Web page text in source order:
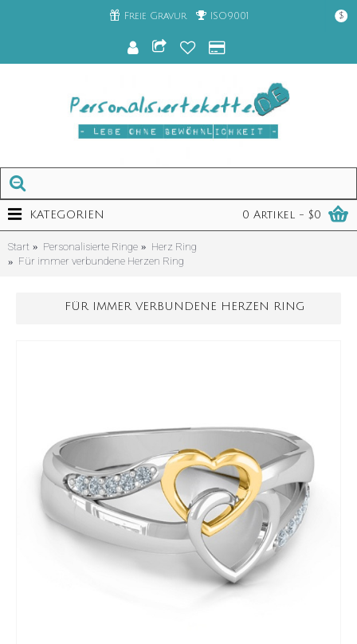
Freie Gravur ISO9001 $
0 Artikel - $0
KATEGORIEN
Start Personalisierte Ringe
Herz Ring
Für immer verbundene Herzen Ring
FÜR IMMER VERBUNDENE HERZEN RING